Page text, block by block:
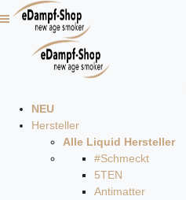
NEU
Hersteller
Alle Liquid Hersteller
#Schmeckt
5TEN
Antimatter